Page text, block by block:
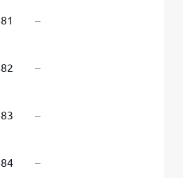
–
–
–
–